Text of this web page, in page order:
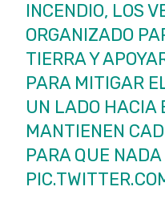
INCENDIO, LOS
ORGANIZADO
TIERRA Y
PARA MITIGAR
UN LADO HACIA
MANTIENEN
PARA QUE